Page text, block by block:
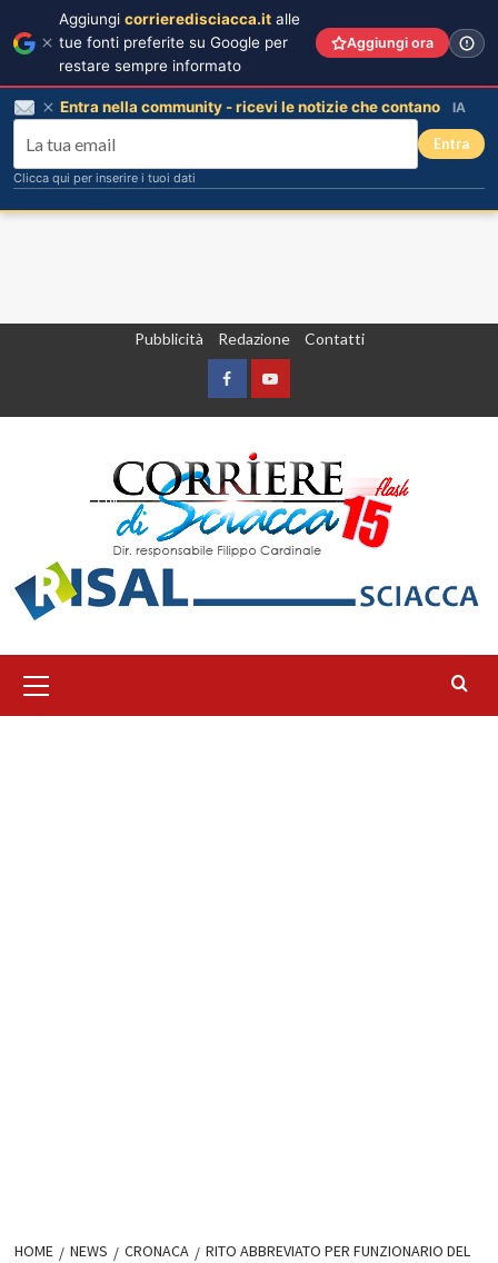
Pubblicità Redazione Contatti
FacebookYountube
principale
HOME NEWS CRONACA
RITO ABBREVIATO PER FUNZIONARIO DEL
Aggiungi corrieredisciacca.it alle
tue fonti preferite su Google per
restare sempre informato
Aggiungi ora
Entra nella community - ricevi le notizie che contano IA
Entra
Clicca qui per inserire i tuoi dati